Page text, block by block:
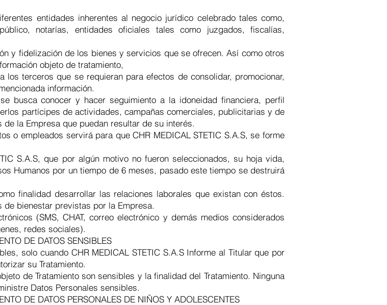
entidades inherentes al negocio jurídico celebrado tales como,
notarías, entidades oficiales tales como juzgados, fiscalías,
y fidelización de los bienes y servicios que se ofrecen. Así como otros
objeto de tratamiento,
los terceros que se requieran para efectos de consolidar, promocionar,
información.
busca conocer y hacer seguimiento a la idoneidad financiera, perfil
partícipes de actividades, campañas comerciales, publicitarias y de
la Empresa que puedan resultar de su interés.
o empleados servirá para que CHR MEDICAL STETIC S.A.S, se forme
S.A.S, que por algún motivo no fueron seleccionados, su hoja vida,
Humanos por un tiempo de 6 meses, pasado este tiempo se destruirá
finalidad desarrollar las relaciones laborales que existan con éstos.
bienestar previstas por la Empresa.
(SMS, CHAT, correo electrónico y demás medios considerados
redes sociales).
DE DATOS SENSIBLES
solo cuando CHR MEDICAL STETIC S.A.S Informe al Titular que por
su Tratamiento.
de Tratamiento son sensibles y la finalidad del Tratamiento. Ninguna
Datos Personales sensibles.
DE DATOS PERSONALES DE NIÑOS Y ADOLESCENTES